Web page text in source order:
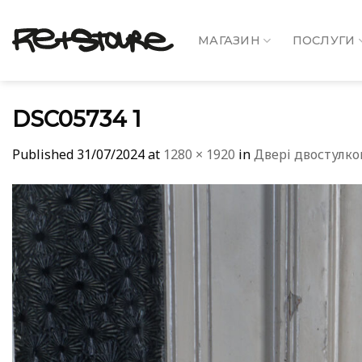
content
МАГАЗИН ПОСЛУГИ
DSC05734 1
Published 31/07/2024at 1280 × 1920 inДвері